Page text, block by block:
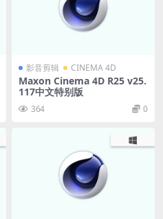
影音剪辑 CINEMA 4D
Maxon Cinema 4D R25 v25.
117中文特别版
364 0